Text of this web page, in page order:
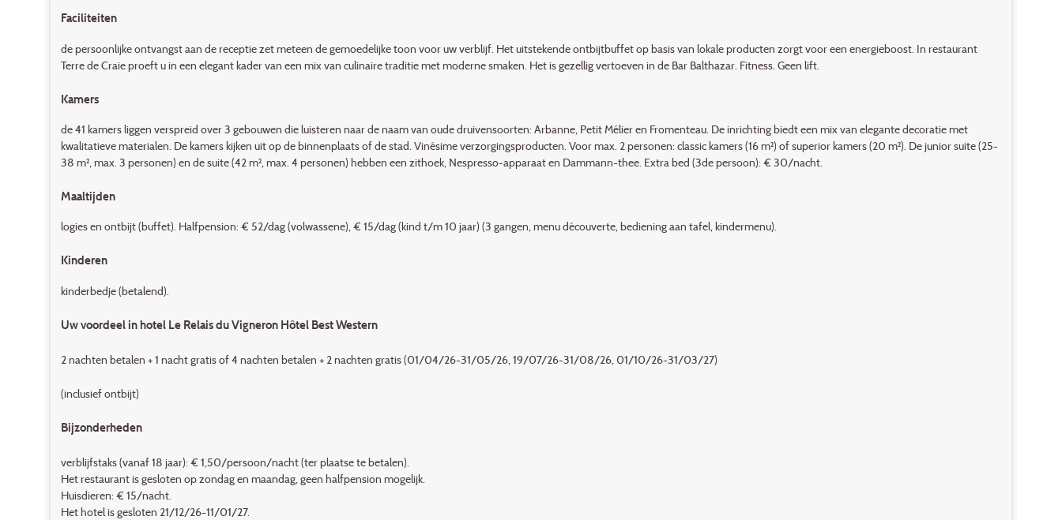
Faciliteiten
de persoonlijke ontvangst aan de receptie zet meteen de gemoedelijke toon voor uw verblijf. Het uitstekende ontbijtbuffet op basis van lokale producten zorgt voor een energieboost. In restaurant
Terre de Craie proeft u in een elegant kader van een mix van culinaire traditie met moderne smaken. Het is gezellig vertoeven in de Bar Balthazar. Fitness. Geen lift.
Kamers
de 41 kamers liggen verspreid over 3 gebouwen die luisteren naar de naam van oude druivensoorten: Arbanne, Petit Mélier en Fromenteau. De inrichting biedt een mix van elegante decoratie met
kwalitatieve materialen. De kamers kijken uit op de binnenplaats of de stad. Vinésime verzorgingsproducten. Voor max. 2 personen: classic kamers (16 m²) of superior kamers (20 m²). De junior suite (25-
38 m², max. 3 personen) en de suite (42 m², max. 4 personen) hebben een zithoek, Nespresso-apparaat en Dammann-thee. Extra bed (3de persoon): € 30/nacht.
Maaltijden
logies en ontbijt (buffet). Halfpension: € 52/dag (volwassene), € 15/dag (kind t/m 10 jaar) (3 gangen, menu découverte, bediening aan tafel, kindermenu).
Kinderen
kinderbedje (betalend).
Uw voordeel in hotel Le Relais du Vigneron Hôtel Best Western
2 nachten betalen + 1 nacht gratis of 4 nachten betalen + 2 nachten gratis (01/04/26-31/05/26, 19/07/26-31/08/26, 01/10/26-31/03/27)
(inclusief ontbijt)
Bijzonderheden
verblijfstaks (vanaf 18 jaar): € 1,50/persoon/nacht (ter plaatse te betalen).
Het restaurant is gesloten op zondag en maandag, geen halfpension mogelijk.
Huisdieren: € 15/nacht.
Het hotel is gesloten 21/12/26-11/01/27.